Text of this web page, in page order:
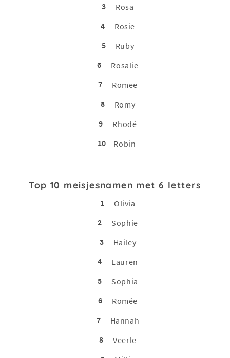
3
Rosa
4
Rosie
5
Ruby
6
Rosalie
7
Romee
8
Romy
9
Rhodé
10
Robin
Top 10 meisjesnamen met 6 letters
1
Olivia
2
Sophie
3
Hailey
4
Lauren
5
Sophia
6
Romée
7
Hannah
8
Veerle